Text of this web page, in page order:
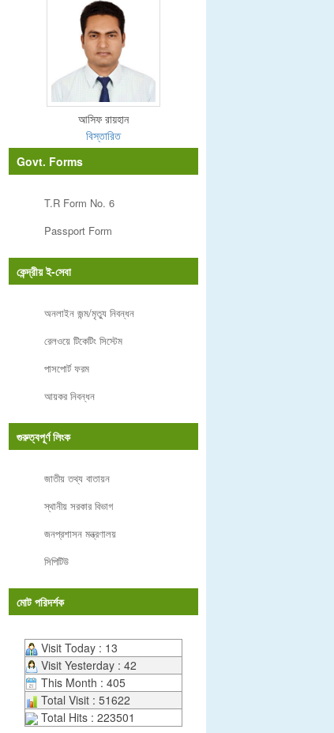
আসিফ রায়হান
বিস্তারিত
Govt. Forms
T.R Form No. 6
Passport Form
কেন্দ্রীয় ই-সেবা
অনলাইন জন্ম/মৃত্যু নিবন্ধন
রেলওয়ে টিকেটিং সিস্টেম
পাসপোর্ট ফরম
আয়কর নিবন্ধন
গুরুত্বপূর্ণ লিংক
জাতীয় তথ্য বাতায়ন
স্থানীয় সরকার বিভাগ
জনপ্রশাসন মন্ত্রণালয়
সিপিটিউ
মোট পরিদর্শক
Visit Today : 13
Visit Yesterday : 42
This Month : 405
Total Visit : 51622
Total Hits : 223501